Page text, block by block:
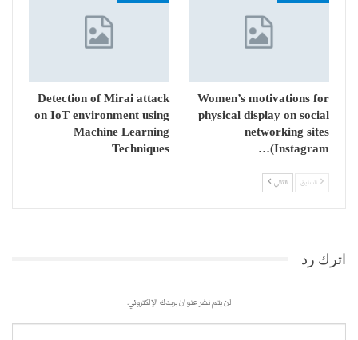
Women’s motivations for
physical display on social
networking sites
(Instagram…
Detection of Mirai attack
on IoT environment using
Machine Learning
Techniques
السابق التالي
اترك رد
لن يتم نشر عنوان بريدك الإلكتروني.